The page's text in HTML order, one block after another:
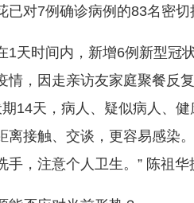
已对7例确诊病例的83名密
时间内，新增6例新型冠状
情，因走亲访友家庭聚餐反
14天，病人、疑似病人、
离接触、交谈，更容易感染
手，注意个人卫生。” 陈祖华